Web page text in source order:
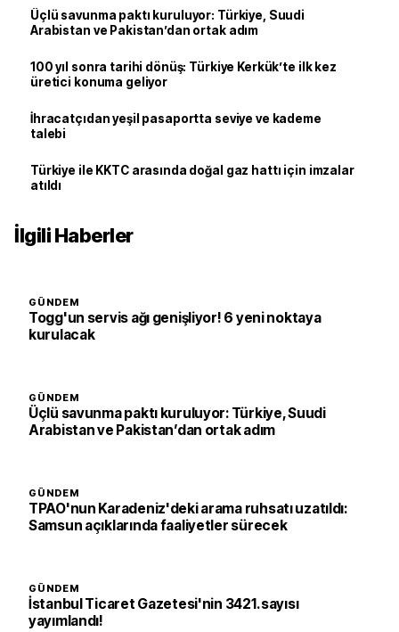
Üçlü savunma paktı kuruluyor: Türkiye, Suudi
Arabistan ve Pakistan’dan ortak adım
100 yıl sonra tarihi dönüş: Türkiye Kerkük’te ilk kez
üretici konuma geliyor
İhracatçıdan yeşil pasaportta seviye ve kademe
talebi
Türkiye ile KKTC arasında doğal gaz hattı için imzalar
atıldı
İlgili Haberler
GÜNDEM
Togg'un servis ağı genişliyor! 6 yeni noktaya
kurulacak
GÜNDEM
Üçlü savunma paktı kuruluyor: Türkiye, Suudi
Arabistan ve Pakistan’dan ortak adım
GÜNDEM
TPAO'nun Karadeniz'deki arama ruhsatı uzatıldı:
Samsun açıklarında faaliyetler sürecek
GÜNDEM
İstanbul Ticaret Gazetesi'nin 3421. sayısı
yayımlandı!